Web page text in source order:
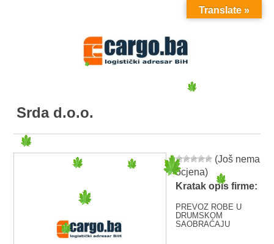
MENU
Srda d.o.o.
(Još nema
ocjena)
Kratak opis firme:
PREVOZ ROBE U
DRUMSKOM
SAOBRAĆAJU
Translate »